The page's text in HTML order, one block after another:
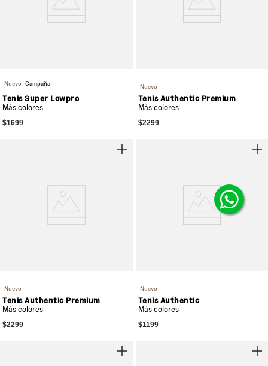
Campaña
Nuevo
Tenis Super Lowpro
Más colores
$1699
Nuevo
Tenis Authentic Premium
Más colores
$2299
Nuevo
Tenis Authentic Premium
Más colores
$2299
Nuevo
Tenis Authentic
Más colores
$1199